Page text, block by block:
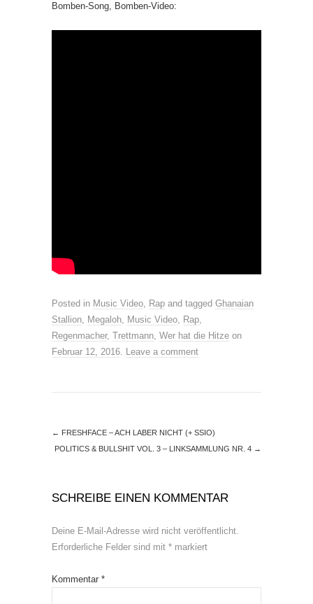
Bomben-Song, Bomben-Video:
Posted in Music Video, Rap and tagged Ghanaian
Stallion, Megaloh, Music Video, Rap,
Regenmacher, Trettmann, Wer hat die Hitze on
Februar 12, 2016. Leave a comment
← FRESHFACE – ACH LABER NICHT (+ SSIO)
POLITICS & BULLSHIT VOL. 3 – LINKSAMMLUNG NR. 4 →
SCHREIBE EINEN KOMMENTAR
Deine E-Mail-Adresse wird nicht veröffentlicht.
Erforderliche Felder sind mit * markiert
Kommentar *